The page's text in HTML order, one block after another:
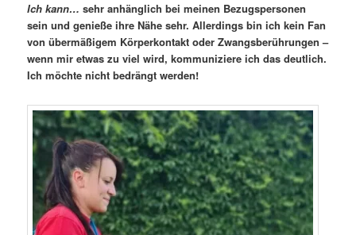
Ich kann… sehr anhänglich bei meinen Bezugspersonen
sein und genieße ihre Nähe sehr. Allerdings bin ich kein Fan
von übermäßigem Körperkontakt oder Zwangsberührungen –
wenn mir etwas zu viel wird, kommuniziere ich das deutlich.
Ich möchte nicht bedrängt werden!